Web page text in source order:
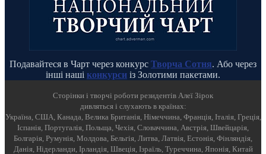
Подавайтеся в Чарт через конкурс Творча Сотня. Або через
інші наші конкурси із Золотими пакетами.
Cторінки і творчі роботи резидентів Алеї Зірок
дивляться і слухають в країнах:
Україна, США, Канада, Велика Британія, Німеччина, Франція, Італія, Греція,
Іспанія, Португалія, Польща, Чехія, Словаччина, Австрія, Швейцарія,
Болгарія, Румунія, Молдова, Бельгія, Литва, Латвія, Естонія, Фінляндія,
Данія, Нідерланди, Ірландія, Швеція, Ізраїль, Туреччина, Японія, Китай